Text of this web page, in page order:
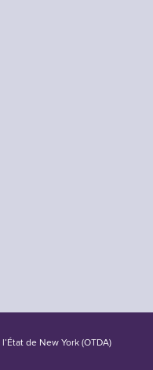
de New York (OTDA)